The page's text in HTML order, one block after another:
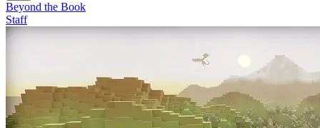
Beyond the Book
Staff